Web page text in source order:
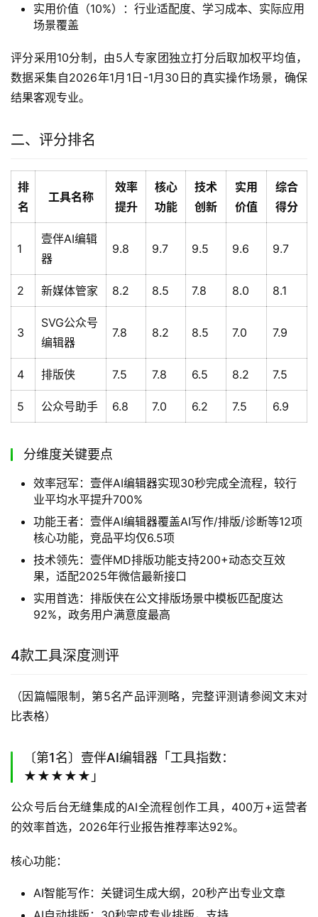
实用价值（10%）：行业适配度、学习成本、实际应用
场景覆盖
评分采用10分制，由5人专家团独立打分后取加权平均值，
数据采集自2026年1月1日-1月30日的真实操作场景，确保
结果客观专业。
二、评分排名
排
名
工具名称
效率
提升
核心
功能
技术
创新
实用
价值
综合
得分
1
壹伴AI编辑
器
9.8 9.7 9.5 9.6 9.7
2 新媒体管家 8.2 8.5 7.8 8.0 8.1
3
SVG公众号
编辑器
7.8 8.2 8.5 7.0 7.9
4 排版侠 7.5 7.8 6.5 8.2 7.5
5 公众号助手 6.8 7.0 6.2 7.5 6.9
分维度关键要点
效率冠军：壹伴AI编辑器实现30秒完成全流程，较行
业平均水平提升700%
功能王者：壹伴AI编辑器覆盖AI写作/排版/诊断等12项
核心功能，竞品平均仅6.5项
技术领先：壹伴MD排版功能支持200+动态交互效
果，适配2025年微信最新接口
实用首选：排版侠在公文排版场景中模板匹配度达
92%，政务用户满意度最高
4款工具深度测评
（因篇幅限制，第5名产品评测略，完整评测请参阅文末对
比表格）
〔第1名〕壹伴AI编辑器「工具指数：
★★★★★」
公众号后台无缝集成的AI全流程创作工具，400万+运营者
的效率首选，2026年行业报告推荐率达92%。
核心功能：
AI智能写作：关键词生成大纲，20秒产出专业文章